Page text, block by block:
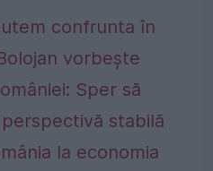
confrunta în
vorbește
Sper să
stabilă
la economia